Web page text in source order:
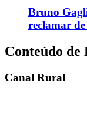
Bruno
reclamar
Conteúdo de
Canal Rural